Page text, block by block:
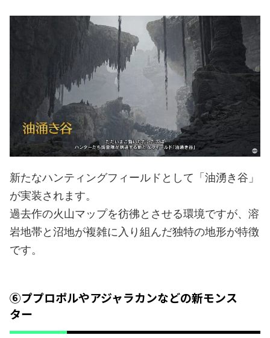
新たなハンティングフィールドとして「油湧き谷」
が実装されます。
過去作の火山マップを彷彿とさせる環境ですが、溶
岩地帯と沼地が複雑に入り組んだ独特の地形が特徴
です。
⑥ププロポルやアジャラカンなどの新モンス
ター